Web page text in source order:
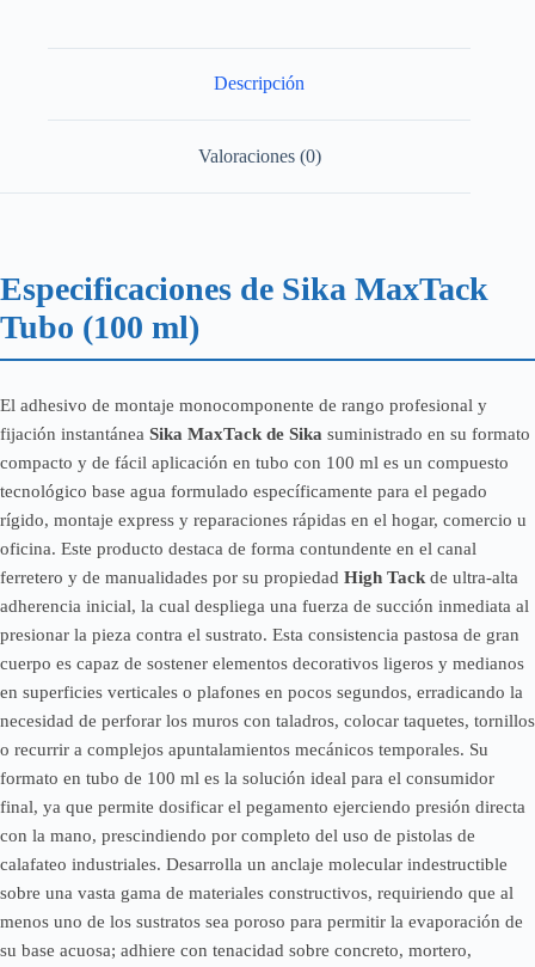
Descripción
Valoraciones (0)
Especificaciones de Sika MaxTack
Tubo (100 ml)
El adhesivo de montaje monocomponente de rango profesional y
fijación instantánea Sika MaxTack de Sika suministrado en su formato
compacto y de fácil aplicación en tubo con 100 ml es un compuesto
tecnológico base agua formulado específicamente para el pegado
rígido, montaje express y reparaciones rápidas en el hogar, comercio u
oficina. Este producto destaca de forma contundente en el canal
ferretero y de manualidades por su propiedad High Tack de ultra-alta
adherencia inicial, la cual despliega una fuerza de succión inmediata al
presionar la pieza contra el sustrato. Esta consistencia pastosa de gran
cuerpo es capaz de sostener elementos decorativos ligeros y medianos
en superficies verticales o plafones en pocos segundos, erradicando la
necesidad de perforar los muros con taladros, colocar taquetes, tornillos
o recurrir a complejos apuntalamientos mecánicos temporales. Su
formato en tubo de 100 ml es la solución ideal para el consumidor
final, ya que permite dosificar el pegamento ejerciendo presión directa
con la mano, prescindiendo por completo del uso de pistolas de
calafateo industriales. Desarrolla un anclaje molecular indestructible
sobre una vasta gama de materiales constructivos, requiriendo que al
menos uno de los sustratos sea poroso para permitir la evaporación de
su base acuosa; adhiere con tenacidad sobre concreto, mortero,